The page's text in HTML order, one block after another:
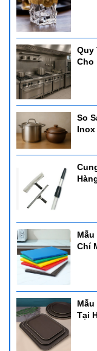
Quy
Cho
So
Inox
Chí
Tại